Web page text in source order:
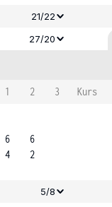
21/22
27/20
1 2 3
Kurs
6
4
6
2
5/8